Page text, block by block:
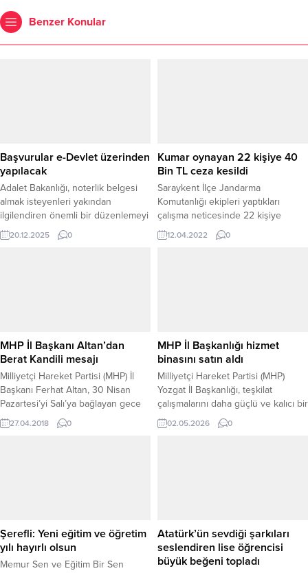
Benzer Konular
Başvurular e-Devlet üzerinden
yapılacak
Adalet Bakanlığı, noterlik belgesi
almak isteyenleri yakından
ilgilendiren önemli bir düzenlemeyi
hayata geçirdi. Yapılan açıklamaya
göre, 22 Aralık 2025 tarihinden
belgesi başvuruları, Bilgi İşlem
Genel Müdürlüğü ile...
20.12.2025 0
Kumar oynayan 22 kişiye 40
Bin TL ceza kesildi
Saraykent İlçe Jandarma
Komutanlığı ekipleri yaptıkları
çalışma neticesinde 22 kişiye
tombala olarak tabir edilen kumar
oynadıkları gerekçesi ile 40 Bin TL
12.04.2022 0
MHP İl Başkanı Altan’dan
Berat Kandili mesajı
Milliyetçi Hareket Partisi (MHP) İl
Başkanı Ferhat Altan, 30 Nisan
Pazartesi’yi Salı’ya bağlayan gece
olan Berat Kandili dolayısıyla
yayınladığı mesajında Yozgat
27.04.2018 0
MHP İl Başkanlığı hizmet
binasını satın aldı
Milliyetçi Hareket Partisi (MHP)
Yozgat İl Başkanlığı, teşkilat
çalışmalarını daha güçlü ve kalıcı bir
zemine taşımak amacıyla hizmet
binasını satın aldı. Alınan bu karar,
02.05.2026 0
Şerefli: Yeni eğitim ve öğretim
yılı hayırlı olsun
Memur Sen ve Eğitim Bir Sen
Atatürk’ün sevdiği şarkıları
seslendiren lise öğrencisi
büyük beğeni topladı